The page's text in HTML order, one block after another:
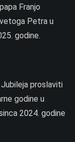
Franjo
Petra u
godine.
proslaviti
godine u
2024. godine